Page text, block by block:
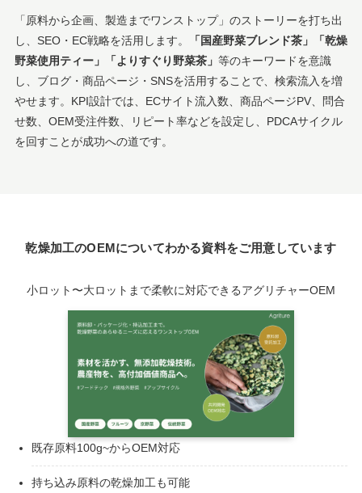
「原料から企画、製造までワンストップ」のストーリーを打ち出
し、SEO・EC戦略を活用します。
「国産野菜ブレンド茶」「乾燥
野菜使用ティー」「よりすぐり野菜茶」 等のキーワードを意識
し、ブログ・商品ページ・SNSを活用することで、検索流入を増
やせます。KPI設計では、ECサイト流入数、商品ページPV、問合
せ数、OEM受注件数、リピート率などを設定し、PDCAサイクル
を回すことが成功への道です。
乾燥加工のOEMについてわかる資料をご用意しています
小ロット〜大ロットまで柔軟に対応できるアグリチャーOEM
既存原料100g~からOEM対応
持ち込み原料の乾燥加工も可能